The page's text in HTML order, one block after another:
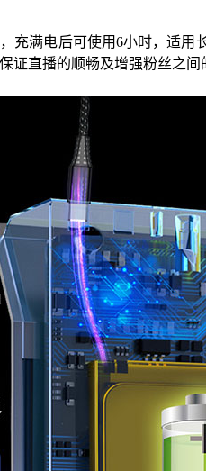
充满电后可使用6小时，适
证直播的顺畅及增强粉丝之间